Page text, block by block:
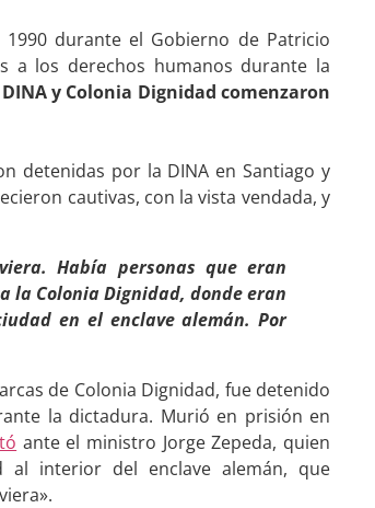
1990 durante el Gobierno de Patricio
a los derechos humanos durante la
y Colonia Dignidad comenzaron
detenidas por la DINA en Santiago y
cautivas, con la vista vendada, y
Había personas que eran
la Colonia Dignidad, donde eran
en el enclave alemán. Por
de Colonia Dignidad, fue detenido
la dictadura. Murió en prisión en
ante el ministro Jorge Zepeda, quien
al interior del enclave alemán, que